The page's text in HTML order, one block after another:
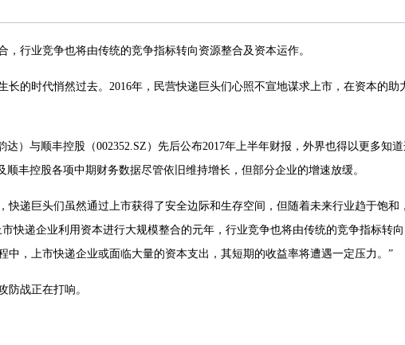
，行业竞争也将由传统的竞争指标转向资源整合及资本运作。
长的时代悄然过去。2016年，民营快递巨头们心照不宣地谋求上市，在资本的助
达）与顺丰控股（002352.SZ）先后公布2017年上半年财报，外界也得以更多知
丰控股各项中期财务数据尽管依旧维持增长，但部分企业的增速放缓。
快递巨头们虽然通过上市获得了安全边际和生存空间，但随着未来行业趋于饱和，
快递企业利用资本进行大规模整合的元年，行业竞争也将由传统的竞争指标转向
中，上市快递企业或面临大量的资本支出，其短期的收益率将遭遇一定压力。”
防战正在打响。